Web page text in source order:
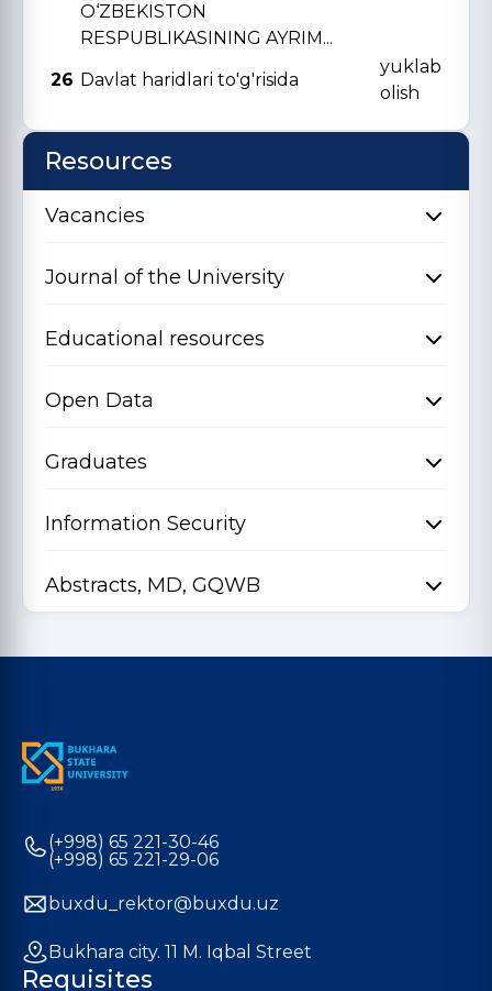
O‘ZBЕKISTON
RЕSPUBLIKASINING AYRIM...
26 Davlat haridlari to'g'risida
yuklab
olish
Resources
Vacancies
Journal of the University
Educational resources
Open Data
Graduates
Information Security
Abstracts, MD, GQWB
(+998) 65 221-30-46
(+998) 65 221-29-06
buxdu_rektor@buxdu.uz
Bukhara city. 11 M. Iqbal Street
Requisites